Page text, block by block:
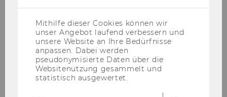
1020 Wien
Ös­ter­reich
Fon: +43-​1-31336-4679
Mail: biwi@wu.ac.at
Mithilfe dieser Cookies können wir
unser Angebot laufend verbessern und
unsere Website an Ihre Bedürfnisse
anpassen. Dabei werden
pseudonymisierte Daten über die
Websitenutzung gesammelt und
statistisch ausgewertet.